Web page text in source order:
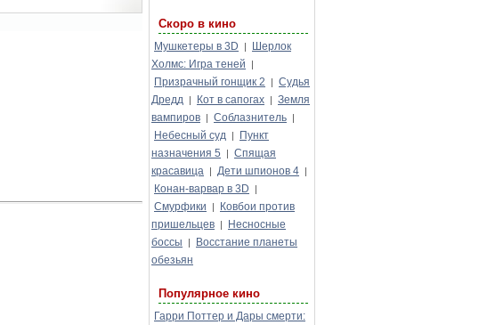
Скоро в кино
Мушкетеры в 3D |
Шерлок
Холмс: Игра теней
|
Призрачный гонщик 2 | Судья
Дредд | Кот в сапогах | Земля
вампиров | Соблазнитель |
Небесный суд |
Пункт
назначения 5
| Спящая
красавица | Дети шпионов 4 |
Конан-варвар в 3D |
Смурфики |
Ковбои против
пришельцев |
Несносные
боссы
|
Восстание планеты
обезьян
Популярное кино
Гарри Поттер и Дары смерти: